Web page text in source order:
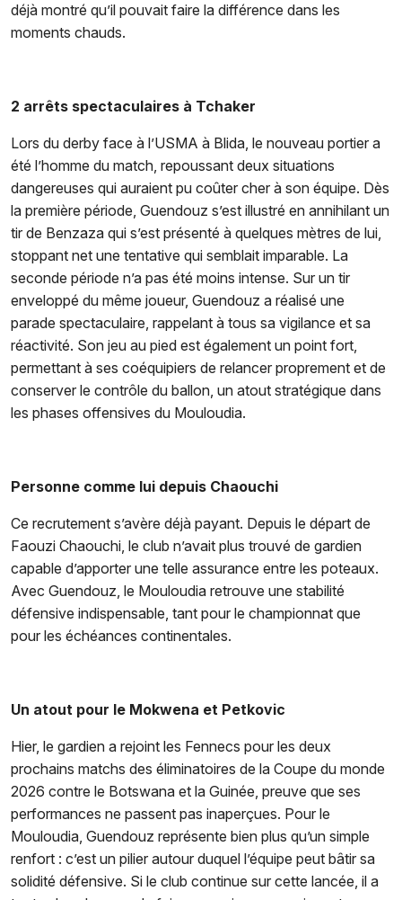
déjà montré qu’il pouvait faire la différence dans les
moments chauds.
2 arrêts spectaculaires à Tchaker
Lors du derby face à l’USMA à Blida, le nouveau portier a
été l’homme du match, repoussant deux situations
dangereuses qui auraient pu coûter cher à son équipe. Dès
la première période, Guendouz s’est illustré en annihilant un
tir de Benzaza qui s’est présenté à quelques mètres de lui,
stoppant net une tentative qui semblait imparable. La
seconde période n’a pas été moins intense. Sur un tir
enveloppé du même joueur, Guendouz a réalisé une
parade spectaculaire, rappelant à tous sa vigilance et sa
réactivité. Son jeu au pied est également un point fort,
permettant à ses coéquipiers de relancer proprement et de
conserver le contrôle du ballon, un atout stratégique dans
les phases offensives du Mouloudia.
Personne comme lui depuis Chaouchi
Ce recrutement s’avère déjà payant. Depuis le départ de
Faouzi Chaouchi, le club n’avait plus trouvé de gardien
capable d’apporter une telle assurance entre les poteaux.
Avec Guendouz, le Mouloudia retrouve une stabilité
défensive indispensable, tant pour le championnat que
pour les échéances continentales.
Un atout pour le Mokwena et Petkovic
Hier, le gardien a rejoint les Fennecs pour les deux
prochains matchs des éliminatoires de la Coupe du monde
2026 contre le Botswana et la Guinée, preuve que ses
performances ne passent pas inaperçues. Pour le
Mouloudia, Guendouz représente bien plus qu’un simple
renfort : c’est un pilier autour duquel l’équipe peut bâtir sa
solidité défensive. Si le club continue sur cette lancée, il a